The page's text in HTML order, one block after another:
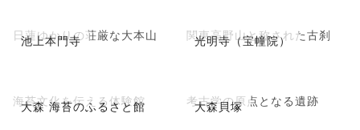
池上本門寺
日蓮ゆかりの荘厳な大本山 光明寺（宝幢院）
関東高野山と称された古刹
大森 海苔のふるさと館
海苔文化を伝える体験館 大森貝塚
考古学の原点となる遺跡